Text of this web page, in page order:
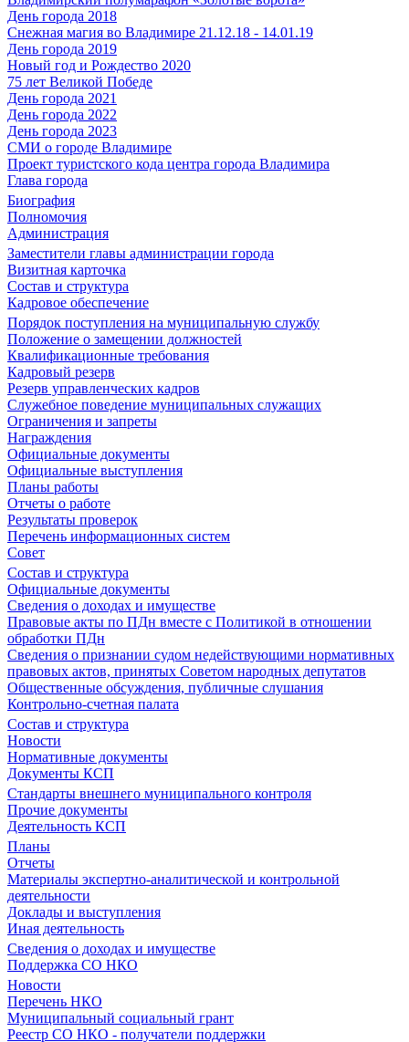
День города 2018
Снежная магия во Владимире 21.12.18 - 14.01.19
День города 2019
Новый год и Рождество 2020
75 лет Великой Победе
День города 2021
День города 2022
День города 2023
СМИ о городе Владимире
Проект туристского кода центра города Владимира
Глава города
Биография
Полномочия
Администрация
Заместители главы администрации города
Визитная карточка
Состав и структура
Кадровое обеспечение
Порядок поступления на муниципальную службу
Положение о замещении должностей
Квалификационные требования
Кадровый резерв
Резерв управленческих кадров
Служебное поведение муниципальных служащих
Ограничения и запреты
Награждения
Официальные документы
Официальные выступления
Планы работы
Отчеты о работе
Результаты проверок
Перечень информационных систем
Совет
Состав и структура
Официальные документы
Сведения о доходах и имуществе
Правовые акты по ПДн вместе с Политикой в отношении
обработки ПДн
Сведения о признании судом недействующими нормативных
правовых актов, принятых Советом народных депутатов
Общественные обсуждения, публичные слушания
Контрольно-счетная палата
Состав и структура
Новости
Нормативные документы
Документы КСП
Стандарты внешнего муниципального контроля
Прочие документы
Деятельность КСП
Планы
Отчеты
Материалы экспертно-аналитической и контрольной
деятельности
Доклады и выступления
Иная деятельность
Сведения о доходах и имуществе
Поддержка СО НКО
Новости
Перечень НКО
Муниципальный социальный грант
Реестр СО НКО - получатели поддержки